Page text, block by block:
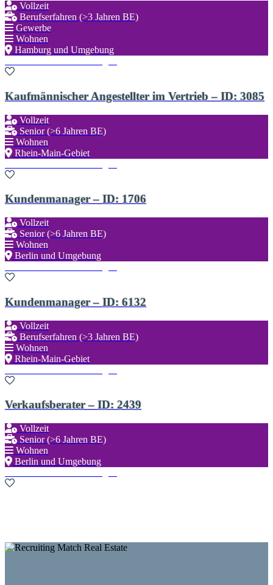
Vollzeit
Berufserfahren (>3 Jahren BE)
Gewerbe
Wohnen
Hamburg und Umgebung
Kaufmännischer Angestellter im Vertrieb – ID: 3085
Vollzeit
Senior (>6 Jahren BE)
Wohnen
Rhein-Main-Gebiet
Kundenmanager – ID: 1706
Vollzeit
Senior (>6 Jahren BE)
Wohnen
Berlin und Umgebung
Kundenmanager – ID: 6132
Vollzeit
Berufserfahren (>3 Jahren BE)
Wohnen
Rhein-Main-Gebiet
Verkaufsberater – ID: 2439
Vollzeit
Senior (>6 Jahren BE)
Wohnen
Berlin und Umgebung